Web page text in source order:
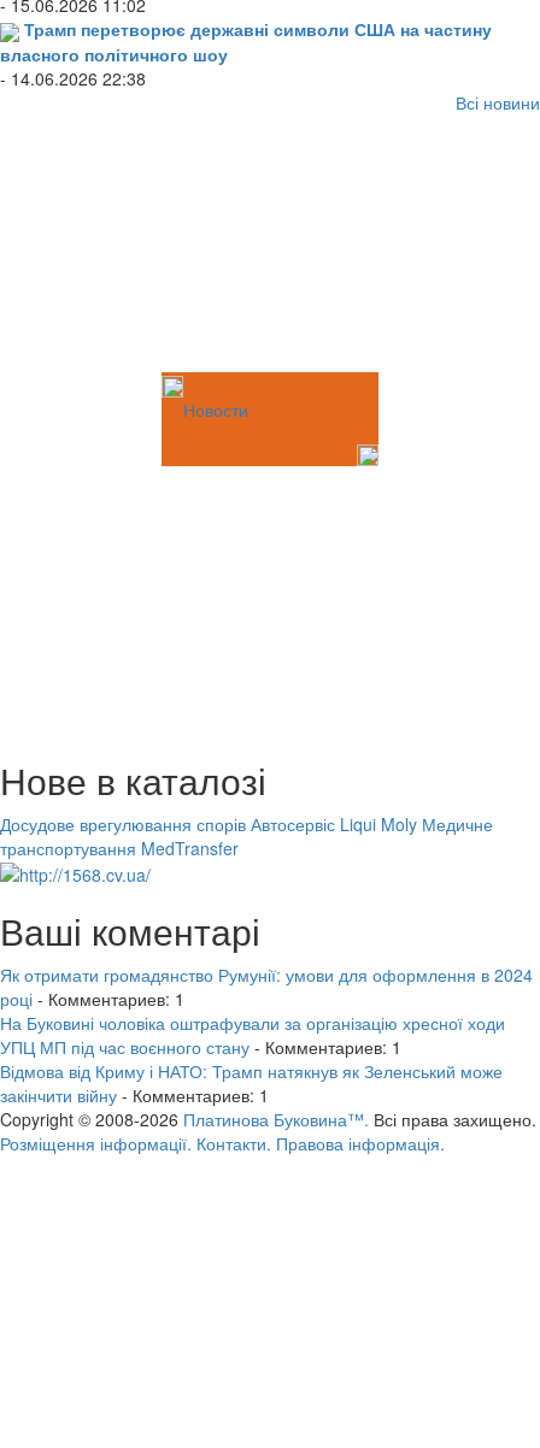
- 15.06.2026 11:02
Трамп перетворює державні символи США на частину
власного політичного шоу
- 14.06.2026 22:38
Всі новини
Новости
Нове в каталозі
Досудове врегулювання спорів Автосервіс Liqui Moly Медичне
транспортування MedTransfer
Ваші коментарі
Як отримати громадянство Румунії: умови для оформлення в 2024
році - Комментариев: 1
На Буковині чоловіка оштрафували за організацію хресної ходи
УПЦ МП під час воєнного стану - Комментариев: 1
Відмова від Криму і НАТО: Трамп натякнув як Зеленський може
закінчити війну - Комментариев: 1
Copyright © 2008-2026 Платинова Буковина™. Всі права захищено.
Розміщення інформації. Контакти. Правова інформація.